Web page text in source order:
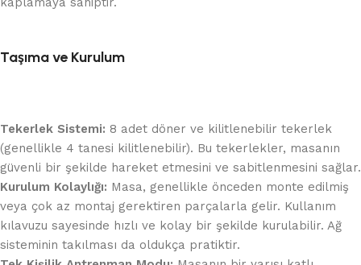
Taşıma ve Kurulum
Tekerlek Sistemi: 8 adet döner ve kilitlenebilir tekerlek
(genellikle 4 tanesi kilitlenebilir). Bu tekerlekler, masanın
güvenli bir şekilde hareket etmesini ve sabitlenmesini sağlar.
Kurulum Kolaylığı: Masa, genellikle önceden monte edilmiş
veya çok az montaj gerektiren parçalarla gelir. Kullanım
kılavuzu sayesinde hızlı ve kolay bir şekilde kurulabilir. Ağ
sisteminin takılması da oldukça pratiktir.